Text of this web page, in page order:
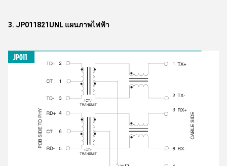
3. JP011821UNL แผนภาพไฟฟ้า